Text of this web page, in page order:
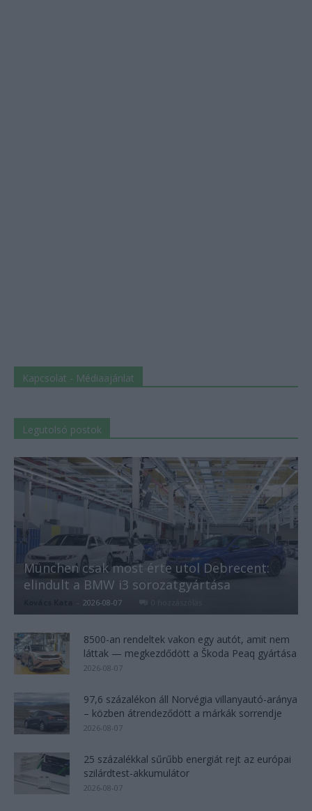
Kapcsolat - Médiaajánlat
Legutolsó postok
München csak most érte utol Debrecent:
elindult a BMW i3 sorozatgyártása
- 2026-08-07
8500-an rendeltek vakon egy autót, amit nem
láttak — megkezdődött a Škoda Peaq gyártása
2026-08-07
97,6 százalékon áll Norvégia villanyautó-aránya
– közben átrendeződött a márkák sorrendje
2026-08-07
25 százalékkal sűrűbb energiát rejt az európai
szilárdtest-akkumulátor
2026-08-07